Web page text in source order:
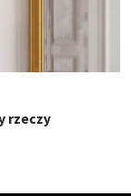
rzeczy